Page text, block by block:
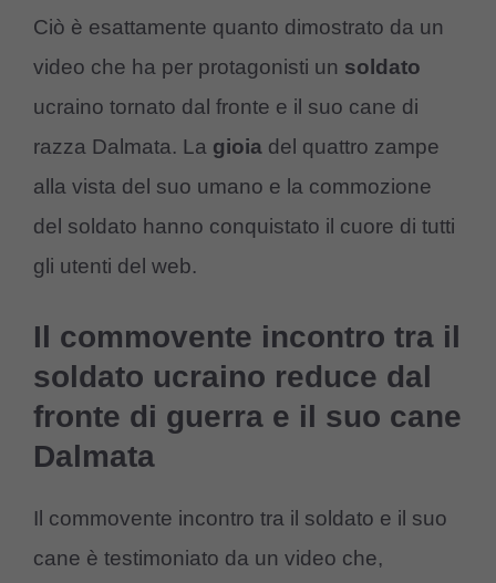
Ciò è esattamente quanto dimostrato da un
video che ha per protagonisti un soldato
ucraino tornato dal fronte e il suo cane di
razza Dalmata. La gioia del quattro zampe
alla vista del suo umano e la commozione
del soldato hanno conquistato il cuore di tutti
gli utenti del web.
Il commovente incontro tra il
soldato ucraino reduce dal
fronte di guerra e il suo cane
Dalmata
Il commovente incontro tra il soldato e il suo
cane è testimoniato da un video che,